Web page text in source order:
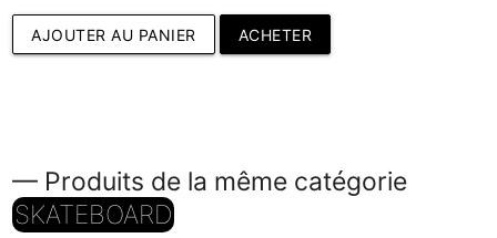
AJOUTER AU PANIER ACHETER
— Produits de la même catégorie
SKATEBOARD